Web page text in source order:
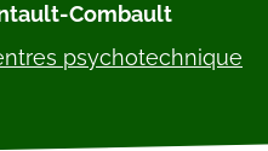
Combault
psychotechnique